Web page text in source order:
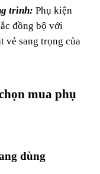
trình: Phụ kiện
đồng bộ với
vẻ sang trọng của
mua phụ
dùng